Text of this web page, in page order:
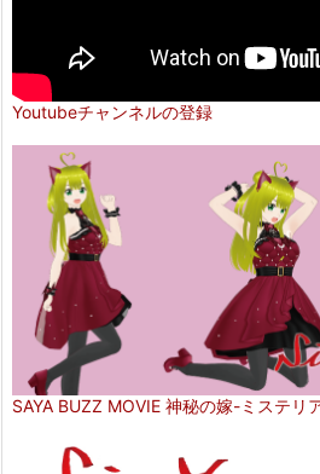
Youtubeチャンネルの登録
SAYA BUZZ MOVIE 神秘の嫁-ミステリ